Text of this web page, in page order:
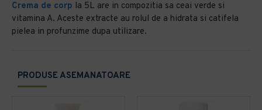
PRODUSE ASEMANATOARE
Crema de corp la 5L are in compozitia sa ceai verde si
vitamina A. Aceste extracte au rolul de a hidrata si catifela
pielea in profunzime dupa utilizare.